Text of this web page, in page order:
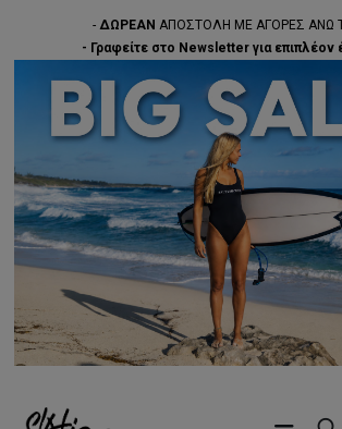
- ΔΩΡΕΑΝ ΑΠΟΣΤΟΛΗ ΜΕ ΑΓΟΡΕΣ ΑΝΩ
- Γραφείτε στο Newsletter για επιπλέον